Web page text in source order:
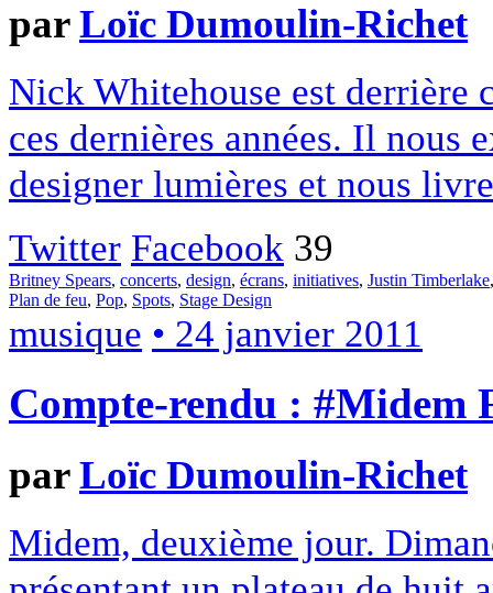
parLoïc Dumoulin-Richet
Nick Whitehouse est derrière
ces dernières années. Il nous
designer lumières et nous
Twitter Facebook 39
Britney Spears, concerts, design, écrans, initiatives, Justin Timberlake
Plan de feu, Pop, Spots, Stage Design
musique • 24 janvier 2011
Compte-rendu : #Midem
parLoïc Dumoulin-Richet
Midem, deuxième jour.